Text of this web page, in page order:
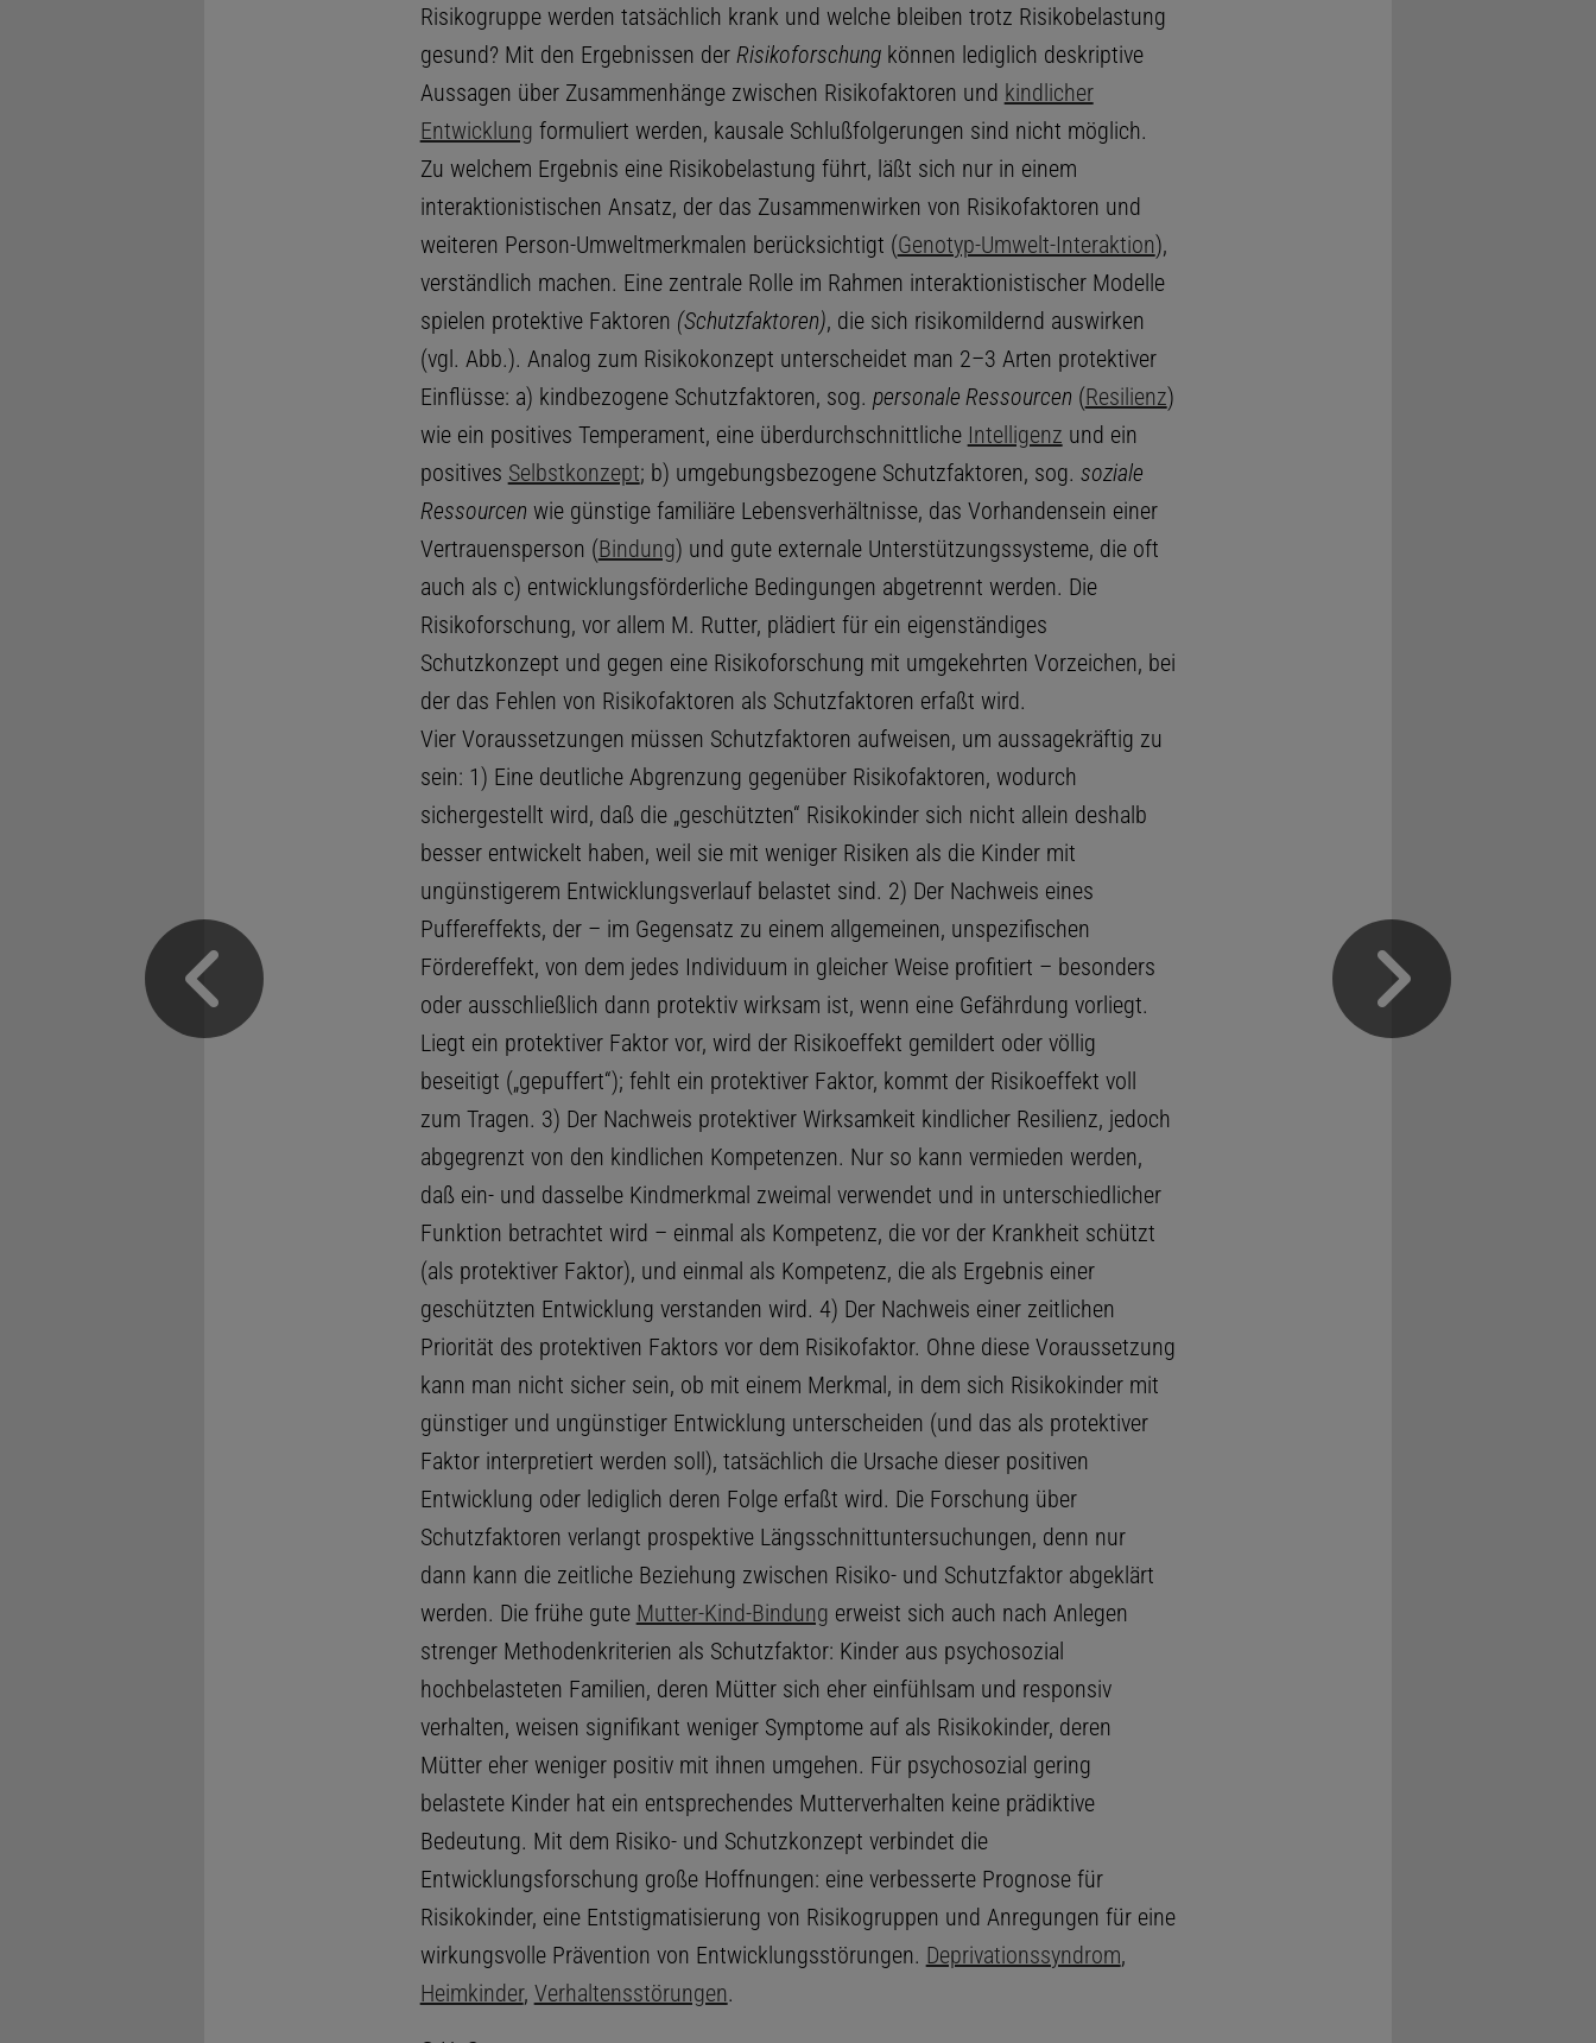
Risikogruppe werden tatsächlich krank und welche bleiben trotz Risikobelastung
gesund? Mit den Ergebnissen der Risikoforschungkönnen lediglich deskriptive
Aussagen über Zusammenhänge zwischen Risikofaktoren und kindlicher
Entwicklung formuliert werden, kausale Schlußfolgerungen sind nicht möglich.
Zu welchem Ergebnis eine Risikobelastung führt, läßt sich nur in einem
interaktionistischen Ansatz, der das Zusammenwirken von Risikofaktoren und
weiteren Person-Umweltmerkmalen berücksichtigt (Genotyp-Umwelt-Interaktion),
verständlich machen. Eine zentrale Rolle im Rahmen interaktionistischer Modelle
spielen protektive Faktoren (Schutzfaktoren), die sich risikomildernd auswirken
(vgl. Abb.). Analog zum Risikokonzept unterscheidet man 2–3 Arten protektiver
Einflüsse: a) kindbezogene Schutzfaktoren, sog. personale Ressourcen (Resilienz)
wie ein positives Temperament, eine überdurchschnittliche Intelligenz und ein
positives Selbstkonzept; b) umgebungsbezogene Schutzfaktoren, sog. soziale
Ressourcen wie günstige familiäre Lebensverhältnisse, das Vorhandensein einer
Vertrauensperson (Bindung) und gute externale Unterstützungssysteme, die oft
auch als c) entwicklungsförderliche Bedingungen abgetrennt werden. Die
Risikoforschung, vor allem M. Rutter, plädiert für ein eigenständiges
Schutzkonzept und gegen eine Risikoforschung mit umgekehrten Vorzeichen, bei
der das Fehlen von Risikofaktoren als Schutzfaktoren erfaßt wird.
Vier Voraussetzungen müssen Schutzfaktoren aufweisen, um aussagekräftig zu
sein: 1) Eine deutliche Abgrenzung gegenüber Risikofaktoren, wodurch
sichergestellt wird, daß die „geschützten“ Risikokinder sich nicht allein deshalb
besser entwickelt haben, weil sie mit weniger Risiken als die Kinder mit
ungünstigerem Entwicklungsverlauf belastet sind. 2) Der Nachweis eines
Puffereffekts, der – im Gegensatz zu einem allgemeinen, unspezifischen
Fördereffekt, von dem jedes Individuum in gleicher Weise profitiert – besonders
oder ausschließlich dann protektiv wirksam ist, wenn eine Gefährdung vorliegt.
Liegt ein protektiver Faktor vor, wird der Risikoeffekt gemildert oder völlig
beseitigt („gepuffert“); fehlt ein protektiver Faktor, kommt der Risikoeffekt voll
zum Tragen. 3) Der Nachweis protektiver Wirksamkeit kindlicher Resilienz, jedoch
abgegrenzt von den kindlichen Kompetenzen. Nur so kann vermieden werden,
daß ein- und dasselbe Kindmerkmal zweimal verwendet und in unterschiedlicher
Funktion betrachtet wird – einmal als Kompetenz, die vor der Krankheit schützt
(als protektiver Faktor), und einmal als Kompetenz, die als Ergebnis einer
geschützten Entwicklung verstanden wird. 4) Der Nachweis einer zeitlichen
Priorität des protektiven Faktors vor dem Risikofaktor. Ohne diese Voraussetzung
kann man nicht sicher sein, ob mit einem Merkmal, in dem sich Risikokinder mit
günstiger und ungünstiger Entwicklung unterscheiden (und das als protektiver
Faktor interpretiert werden soll), tatsächlich die Ursache dieser positiven
Entwicklung oder lediglich deren Folge erfaßt wird. Die Forschung über
Schutzfaktoren verlangt prospektive Längsschnittuntersuchungen, denn nur
dann kann die zeitliche Beziehung zwischen Risiko- und Schutzfaktor abgeklärt
werden. Die frühe gute Mutter-Kind-Bindung erweist sich auch nach Anlegen
strenger Methodenkriterien als Schutzfaktor: Kinder aus psychosozial
hochbelasteten Familien, deren Mütter sich eher einfühlsam und responsiv
verhalten, weisen signifikant weniger Symptome auf als Risikokinder, deren
Mütter eher weniger positiv mit ihnen umgehen. Für psychosozial gering
belastete Kinder hat ein entsprechendes Mutterverhalten keine prädiktive
Bedeutung. Mit dem Risiko- und Schutzkonzept verbindet die
Entwicklungsforschung große Hoffnungen: eine verbesserte Prognose für
Risikokinder, eine Entstigmatisierung von Risikogruppen und Anregungen für eine
wirkungsvolle Prävention von Entwicklungsstörungen. Deprivationssyndrom,
Heimkinder, Verhaltensstörungen.